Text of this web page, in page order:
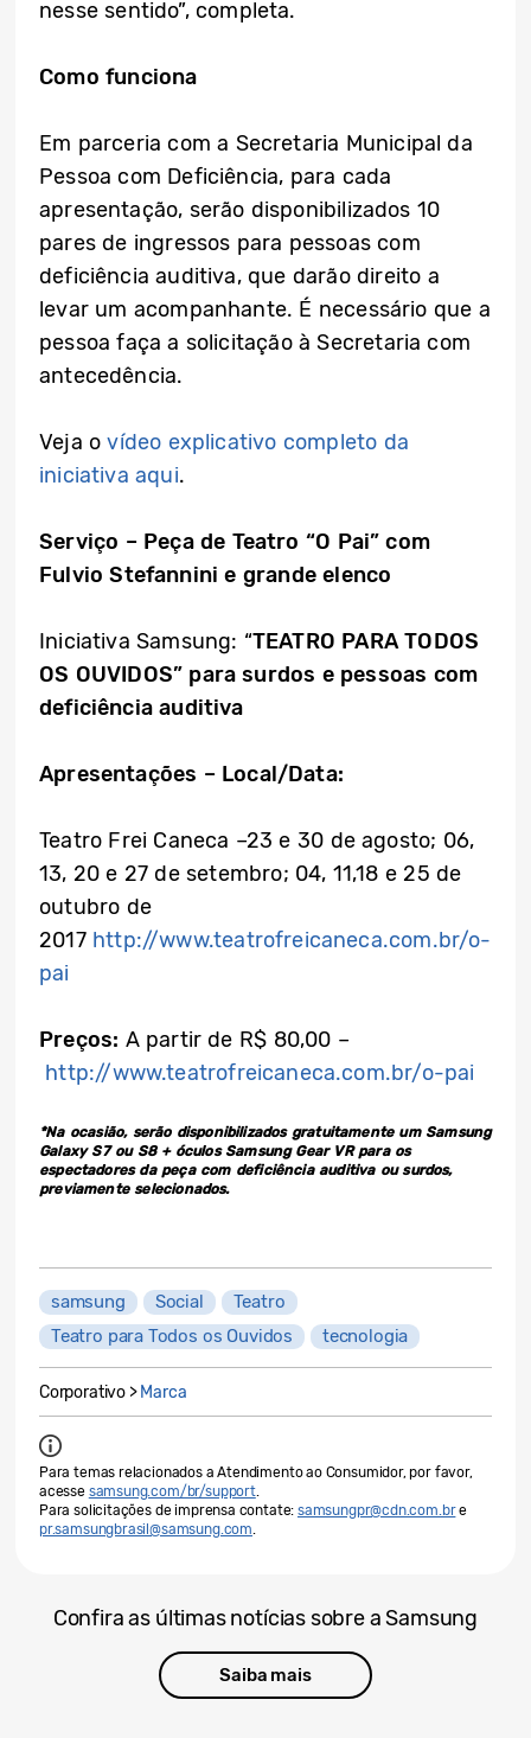
nesse sentido”, completa.
Como funciona
Em parceria com a Secretaria Municipal da
Pessoa com Deficiência, para cada
apresentação, serão disponibilizados 10
pares de ingressos para pessoas com
deficiência auditiva, que darão direito a
levar um acompanhante. É necessário que a
pessoa faça a solicitação à Secretaria com
antecedência.
Veja ovídeo explicativo completo da
iniciativa aqui.
Serviço – Peça de Teatro “O Pai” com
Fulvio Stefannini e grande elenco
Iniciativa Samsung: “TEATRO PARA TODOS
OS OUVIDOS” para surdos e pessoas com
deficiência auditiva
Apresentações – Local/Data:
Teatro Frei Caneca –23 e 30 de agosto; 06,
13, 20 e 27 de setembro; 04, 11,18 e 25 de
outubro de
2017 http://www.teatrofreicaneca.com.br/o-
pai
Preços: A partir de R$ 80,00 –
http://www.teatrofreicaneca.com.br/o-pai
*Na ocasião, serão disponibilizados gratuitamente um Samsung
Galaxy S7 ou S8 + óculos Samsung Gear VR para os
espectadores da peça com deficiência auditiva ou surdos,
previamente selecionados.
samsung Social
Teatro
Teatro para Todos os Ouvidos
tecnologia
Corporativo > Marca
Para temas relacionados a Atendimento ao Consumidor, por favor,
acesse samsung.com/br/support.
Para solicitações de imprensa contate: samsungpr@cdn.com.bre
pr.samsungbrasil@samsung.com.
Confira as últimas notícias sobre a Samsung
Saiba mais